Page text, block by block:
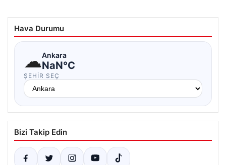
Hava Durumu
☁Ankara
NaN°C
ŞEHIR SEÇ
Bizi Takip Edin